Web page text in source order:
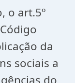
o art.5º
da
sociais a
do